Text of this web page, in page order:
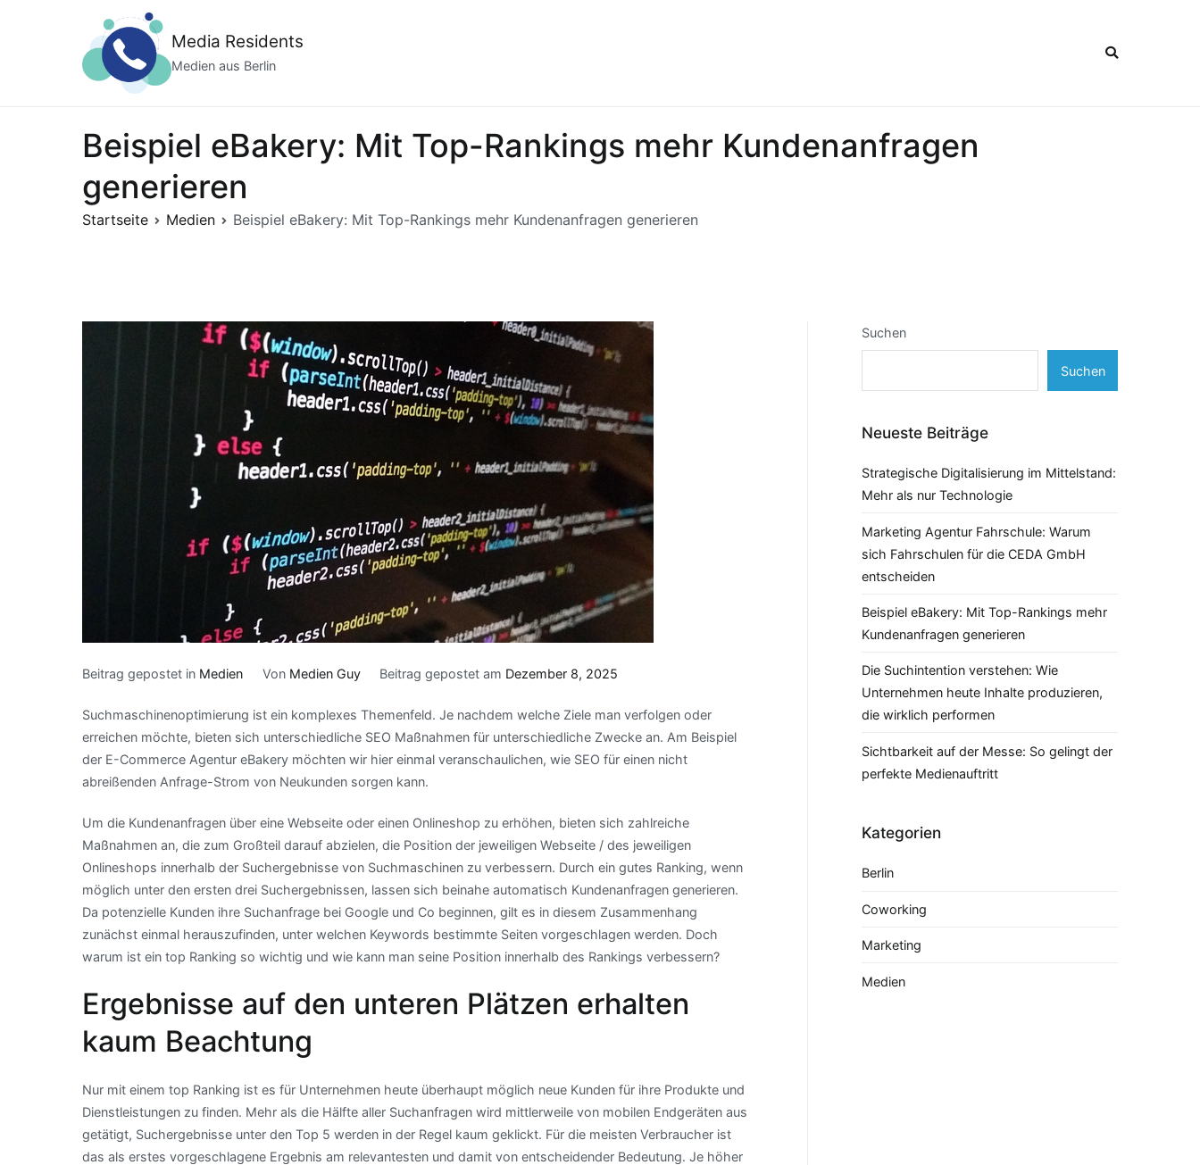
Media Residents
Medien aus Berlin
Beispiel eBakery: Mit Top-Rankings mehr Kundenanfragen
generieren
Startseite Medien Beispiel eBakery: Mit Top-Rankings mehr Kundenanfragen generieren
Beitrag gepostet in Medien Von Medien Guy Beitrag gepostet am Dezember 8, 2025
Suchmaschinenoptimierung ist ein komplexes Themenfeld. Je nachdem welche Ziele man verfolgen oder
erreichen möchte, bieten sich unterschiedliche SEO Maßnahmen für unterschiedliche Zwecke an. Am Beispiel
der E-Commerce Agentur eBakery möchten wir hier einmal veranschaulichen, wie SEO für einen nicht
abreißenden Anfrage-Strom von Neukunden sorgen kann.
Um die Kundenanfragen über eine Webseite oder einen Onlineshop zu erhöhen, bieten sich zahlreiche
Maßnahmen an, die zum Großteil darauf abzielen, die Position der jeweiligen Webseite / des jeweiligen
Onlineshops innerhalb der Suchergebnisse von Suchmaschinen zu verbessern. Durch ein gutes Ranking, wenn
möglich unter den ersten drei Suchergebnissen, lassen sich beinahe automatisch Kundenanfragen generieren.
Da potenzielle Kunden ihre Suchanfrage bei Google und Co beginnen, gilt es in diesem Zusammenhang
zunächst einmal herauszufinden, unter welchen Keywords bestimmte Seiten vorgeschlagen werden. Doch
warum ist ein top Ranking so wichtig und wie kann man seine Position innerhalb des Rankings verbessern?
Ergebnisse auf den unteren Plätzen erhalten
kaum Beachtung
Nur mit einem top Ranking ist es für Unternehmen heute überhaupt möglich neue Kunden für ihre Produkte und
Dienstleistungen zu finden. Mehr als die Hälfte aller Suchanfragen wird mittlerweile von mobilen Endgeräten aus
getätigt, Suchergebnisse unter den Top 5 werden in der Regel kaum geklickt. Für die meisten Verbraucher ist
das als erstes vorgeschlagene Ergebnis am relevantesten und damit von entscheidender Bedeutung. Je höher
Suchen
Suchen
Neueste Beiträge
Strategische Digitalisierung im Mittelstand:
Mehr als nur Technologie
Marketing Agentur Fahrschule: Warum
sich Fahrschulen für die CEDA GmbH
entscheiden
Beispiel eBakery: Mit Top-Rankings mehr
Kundenanfragen generieren
Die Suchintention verstehen: Wie
Unternehmen heute Inhalte produzieren,
die wirklich performen
Sichtbarkeit auf der Messe: So gelingt der
perfekte Medienauftritt
Kategorien
Berlin
Coworking
Marketing
Medien